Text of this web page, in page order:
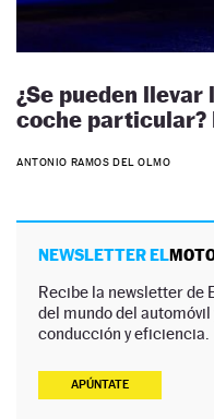
¿Se pueden
coche particular?
ANTONIO RAMOS DEL OLMO
NEWSLETTER EL
Recibe la newsletter de
del mundo del
conducción y eficiencia.
APÚNTATE